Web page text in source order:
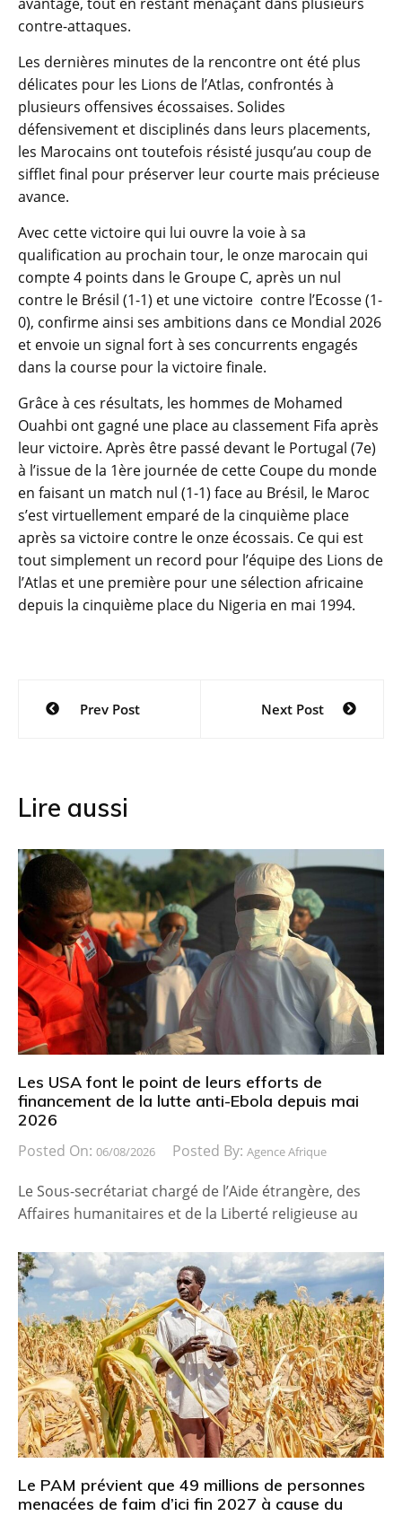
contre-attaques.
Les dernières minutes de la rencontre ont été plus
délicates pour les Lions de l’Atlas, confrontés à
plusieurs offensives écossaises. Solides
défensivement et disciplinés dans leurs placements,
les Marocains ont toutefois résisté jusqu’au coup de
sifflet final pour préserver leur courte mais précieuse
avance.
Avec cette victoire qui lui ouvre la voie à sa
qualification au prochain tour, le onze marocain qui
compte 4 points dans le Groupe C, après un nul
contre le Brésil (1-1) et une victoire contre l’Ecosse (1-
0), confirme ainsi ses ambitions dans ce Mondial 2026
et envoie un signal fort à ses concurrents engagés
dans la course pour la victoire finale.
Grâce à ces résultats, les hommes de Mohamed
Ouahbi ont gagné une place au classement Fifa après
leur victoire. Après être passé devant le Portugal (7e)
à l’issue de la 1ère journée de cette Coupe du monde
en faisant un match nul (1-1) face au Brésil, le Maroc
s’est virtuellement emparé de la cinquième place
après sa victoire contre le onze écossais. Ce qui est
tout simplement un record pour l’équipe des Lions de
l’Atlas et une première pour une sélection africaine
depuis la cinquième place du Nigeria en mai 1994.
Navigation
Prev Post Next Post
Lire aussi
Les USA font le point de leurs efforts de
financement de la lutte anti-Ebola depuis mai
2026
Posted On: 06/08/2026 Posted By: Agence Afrique
Le Sous-secrétariat chargé de l’Aide étrangère, des
Affaires humanitaires et de la Liberté religieuse au
Le PAM prévient que 49 millions de personnes
menacées de faim d’ici fin 2027 à cause du